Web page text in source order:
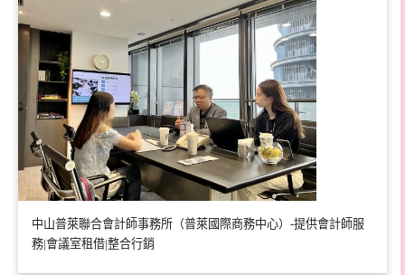
中山普萊聯合會計師事務所（普萊國際商務中心）-提供會計師服
務|會議室租借|整合行銷